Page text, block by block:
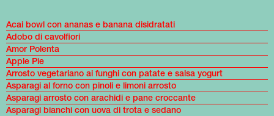
Acai bowl con ananas e banana disidratati
Adobo di cavolfiori
Amor Polenta
Apple Pie
Arrosto vegetariano ai funghi con patate e salsa yogurt
Asparagi al forno con pinoli e limoni arrosto
Asparagi arrosto con arachidi e pane croccante
Asparagi bianchi con uova di trota e sedano